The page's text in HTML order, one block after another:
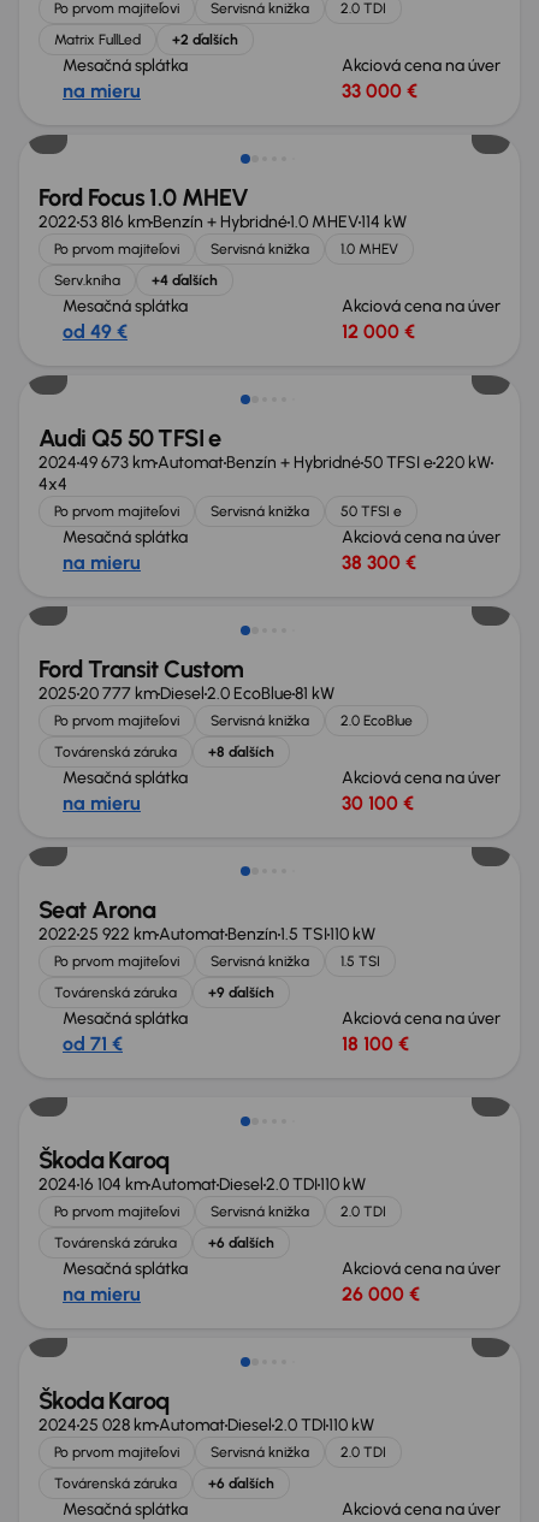
Po prvom majiteľovi Servisná knižka
2.0 TDI
Matrix FullLed
+2 ďalších
Mesačná splátka
na mieru
Akciová cena na úver
33 000 €
Ford Focus 1.0 MHEV
202253 816 kmBenzín + Hybridné1.0 MHEV114 kW
Po prvom majiteľovi Servisná knižka
1.0 MHEV
Serv.kniha
+4 ďalších
Mesačná splátka
od 49 €
Akciová cena na úver
12 000 €
Možnosť odpočtu DPH
Audi Q5 50 TFSI e
202449 673 kmAutomatBenzín + Hybridné50 TFSI e220 kW
4x4
Po prvom majiteľovi Servisná knižka 50 TFSI e
Mesačná splátka
na mieru
Akciová cena na úver
38 300 €
Zlacnené o 3 100 €
Ford Transit Custom
202520 777 kmDiesel2.0 EcoBlue81 kW
Po prvom majiteľovi Servisná knižka
2.0 EcoBlue
Továrenská záruka
+8 ďalších
Mesačná splátka
na mieru
Akciová cena na úver
30 100 €
Možnosť odpočtu DPH
Seat Arona
202225 922 kmAutomatBenzín1.5 TSI110 kW
Po prvom majiteľovi Servisná knižka
1.5 TSI
Továrenská záruka
+9 ďalších
Mesačná splátka
od 71 €
Akciová cena na úver
18 100 €
Škoda Karoq
202416 104 kmAutomatDiesel2.0 TDI110 kW
Po prvom majiteľovi Servisná knižka
2.0 TDI
Továrenská záruka
+6 ďalších
Mesačná splátka
na mieru
Akciová cena na úver
26 000 €
Zlacnené o 2 500 €
Škoda Karoq
202425 028 kmAutomatDiesel2.0 TDI110 kW
Po prvom majiteľovi Servisná knižka
2.0 TDI
Továrenská záruka
+6 ďalších
Mesačná splátka Akciová cena na úver